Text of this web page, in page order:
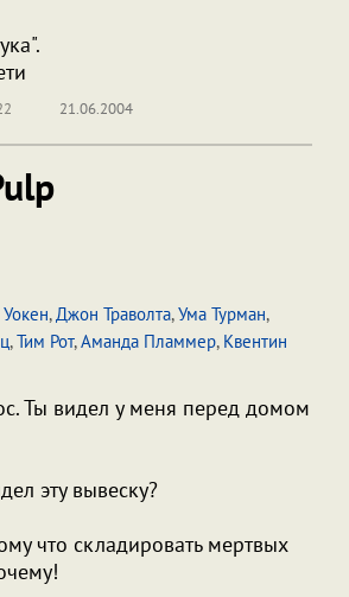
21.06.2004
,Джон Траволта,Ума Турман,
,Тим Рот,Аманда Пламмер, Квентин
Ты видел у меня перед домом
эту вывеску?
что складировать мертвых